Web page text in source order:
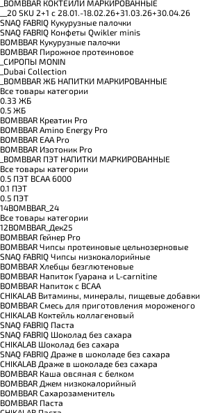
_BOMBBAR КОКТЕЙЛИ МАРКИРОВАННЫЕ
__20 SKU 2+1 с 28.01.-18.02.26+31.03.26+30.04.26
SNAQ FABRIQ Кукурузные палочки
SNAQ FABRIQ Конфеты Qwikler minis
BOMBBAR Кукурузные палочки
BOMBBAR Пирожное протеиновое
_CИРОПЫ MONIN
_Dubai Collection
_BOMBBAR ЖБ НАПИТКИ МАРКИРОВАННЫЕ
Все товары категории
0.33 ЖБ
0.5 ЖБ
BOMBBAR Креатин Pro
BOMBBAR Amino Energy Pro
BOMBBAR EAA Pro
BOMBBAR Изотоник Pro
_BOMBBAR ПЭТ НАПИТКИ МАРКИРОВАННЫЕ
Все товары категории
0.5 ПЭТ ВСАА 6000
0.1 ПЭТ
0.5 ПЭТ
14BOMBBAR_24
Все товары категории
12BOMBBAR_Дек25
BOMBBAR Гейнер Pro
BOMBBAR Чипсы протеиновые цельнозерновые
SNAQ FABRIQ Чипсы низкокалорийные
BOMBBAR Хлебцы безглютеновые
BOMBBAR Напиток Гуарана и L-carnitine
BOMBBAR Напиток с BCAA
CHIKALAB Витамины, минералы, пищевые добавки
BOMBBAR Смесь для приготовления мороженого
CHIKALAB Коктейль коллагеновый
SNAQ FABRIQ Паста
SNAQ FABRIQ Шоколад без сахара
CHIKALAB Шоколад без сахара
SNAQ FABRIQ Драже в шоколаде без сахара
CHIKALAB Драже в шоколаде без сахара
BOMBBAR Каша овсяная с белком
BOMBBAR Джем низкокалорийный
BOMBBAR Сахарозаменитель
BOMBBAR Паста